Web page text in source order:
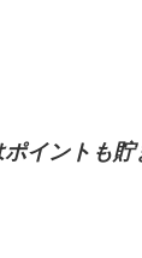
ポイントも